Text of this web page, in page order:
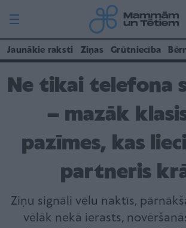
Jaunākie raksti Ziņas Grūtniecība
Ne tikai telefona
– mazāk
pazīmes, kas
partneris
Ziņu signāli vēlu naktīs,
vēlāk nekā ierasts,